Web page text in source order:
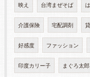
映え 台湾まぜそば
介護保険 宅配調剤
好感度 ファッション
印度カリー子 まぐろ太郎